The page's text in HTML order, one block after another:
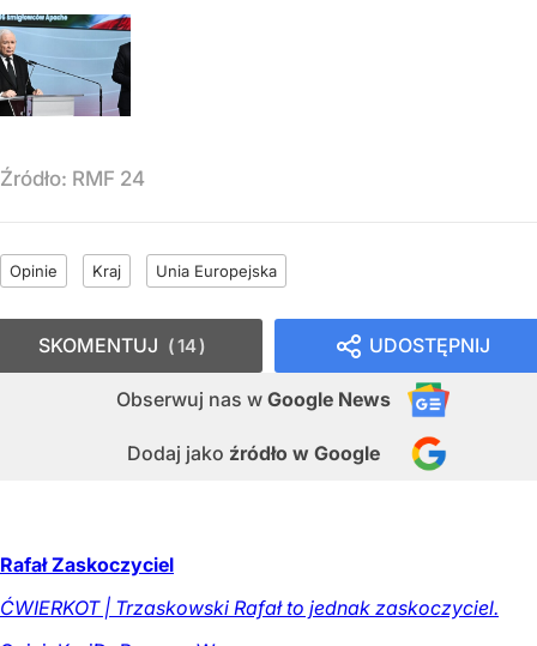
Źródło: RMF 24
Opinie Kraj Unia Europejska
UDOSTĘPNIJ
Obserwuj nas w Google News
Dodaj jako źródło w Google
SKOMENTUJ 14
Rafał Zaskoczyciel
ĆWIERKOT | Trzaskowski Rafał to jednak zaskoczyciel.